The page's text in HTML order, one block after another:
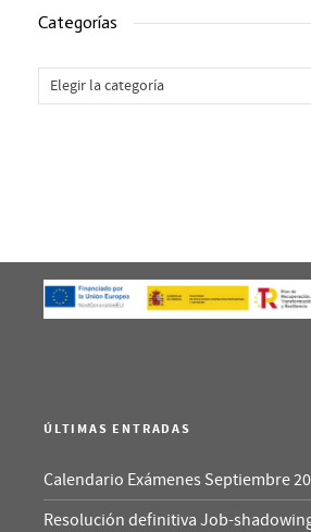
Categorías
Categorías
ÚLTIMAS ENTRADAS
Calendario Exámenes Septiembre
Resolución definitiva Job-